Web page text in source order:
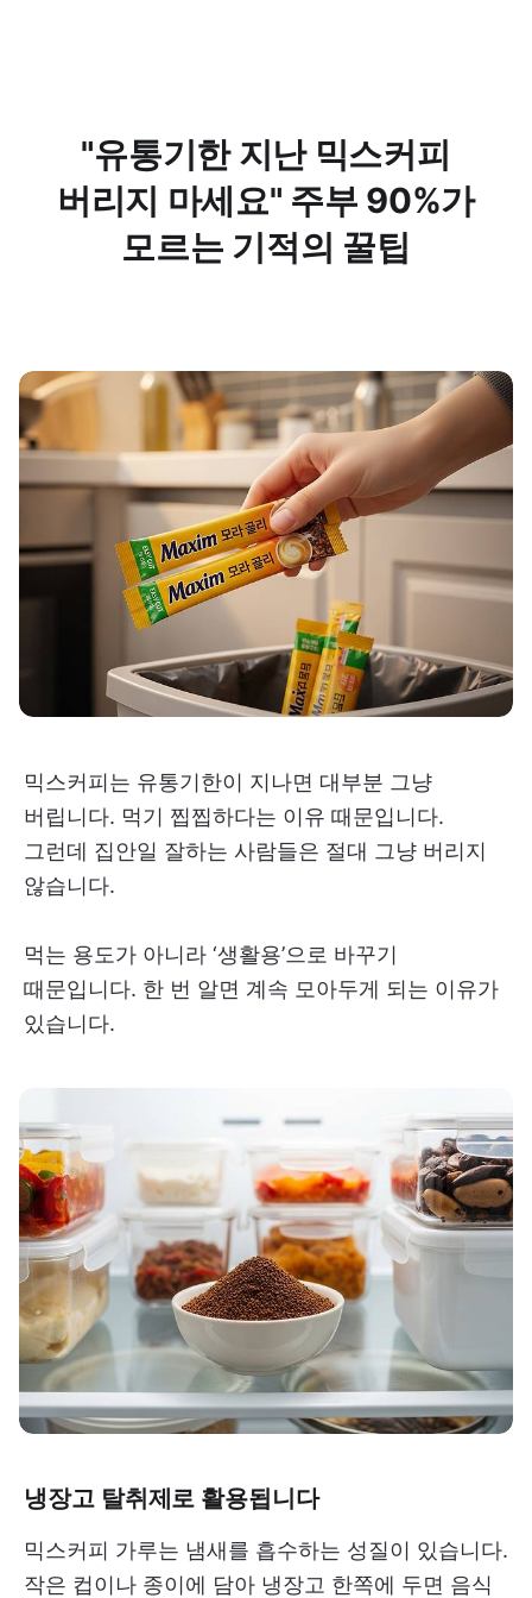
"유통기한 지난 믹스커피
버리지 마세요" 주부 90%가
모르는 기적의 꿀팁
믹스커피는 유통기한이 지나면 대부분 그냥
버립니다. 먹기 찝찝하다는 이유 때문입니다.
그런데 집안일 잘하는 사람들은 절대 그냥 버리지
않습니다.
먹는 용도가 아니라 ‘생활용’으로 바꾸기
때문입니다. 한 번 알면 계속 모아두게 되는 이유가
있습니다.
냉장고 탈취제로 활용됩니다
믹스커피 가루는 냄새를 흡수하는 성질이 있습니다.
작은 컵이나 종이에 담아 냉장고 한쪽에 두면 음식